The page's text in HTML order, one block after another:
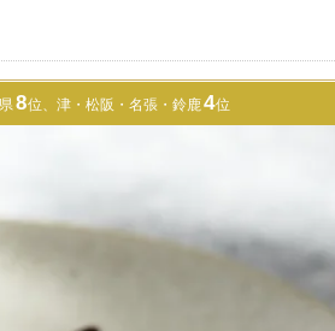
8位 津・松阪・名張・鈴鹿4位